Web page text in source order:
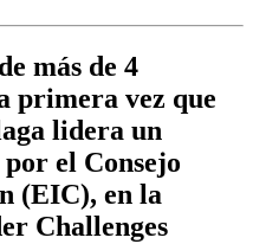
más de 4
primera vez que
lidera un
el Consejo
(EIC), en la
Challenges